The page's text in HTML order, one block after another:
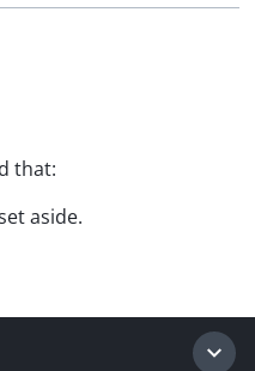
that:
aside.